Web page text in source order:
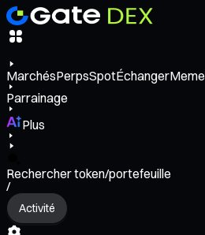
MarchésPerpsSpotÉchangerMeme
Parrainage
Plus
Rechercher token/portefeuille
/
Activité